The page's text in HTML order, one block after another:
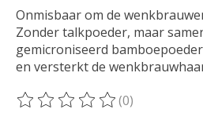
Onmisbaar om de
Zonder talkpoeder, maar
gemicroniseerd
en versterkt de
De beoordeling van dit product
(0)